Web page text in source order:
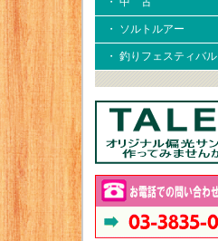
・ ソルトルアー
・ 釣りフェスティバル